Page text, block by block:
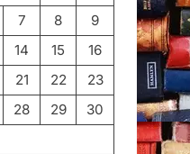
7 8
9
14 15
16
21 22
23
28 29
30